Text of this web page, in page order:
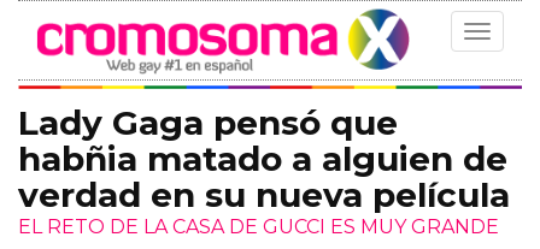
Toggle
Lady Gaga pensó que
habñia matado a alguien de
verdad en su nueva película
EL RETO DE LA CASA DE GUCCI ES MUY GRANDE